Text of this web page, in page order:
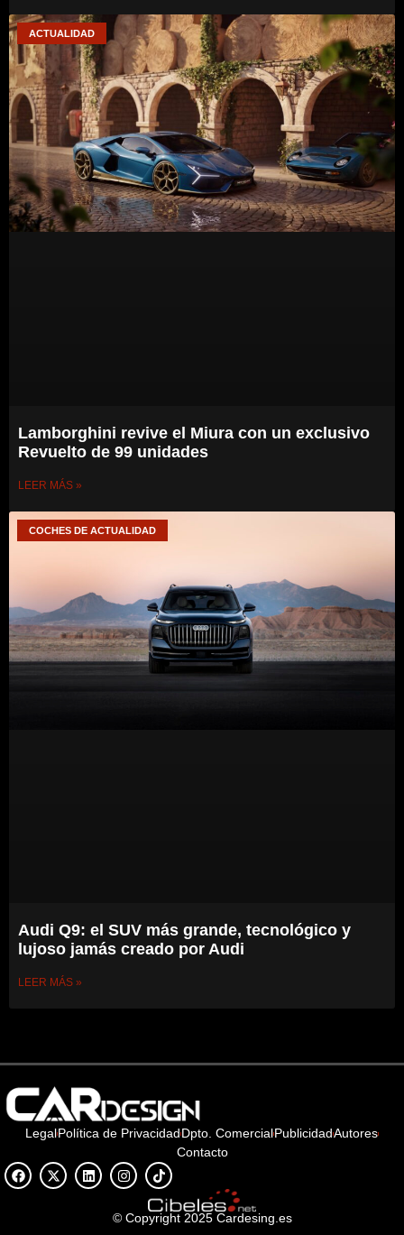
ACTUALIDAD
Lamborghini revive el Miura con un exclusivo
Revuelto de 99 unidades
LEER MÁS »
COCHES DE ACTUALIDAD
Audi Q9: el SUV más grande, tecnológico y
lujoso jamás creado por Audi
LEER MÁS »
LegalPolítica de PrivacidadDpto. ComercialPublicidadAutores
Contacto
© Copyright 2025 Cardesing.es